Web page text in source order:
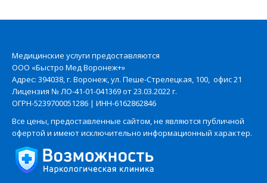
Медицинские услуги предоставляются
ООО «Быстро Мед Воронеж+»
Адрес: 394038, г. Воронеж, ул. Пеше-Стрелецкая, 100, офис 21
Лицензия № ЛО-41-01-041369 от 23.03.2022 г.
ОГРН-5239700051286 | ИНН-6162862846
Все цены, предоставленные сайтом, не являются публичной
офертой и имеют исключительно информационный характер.